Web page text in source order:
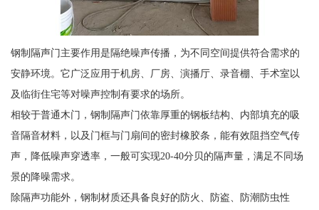
钢制隔声门主要作用是隔绝噪声传播，为不同空间提供符合需求的
安静环境。它广泛应用于机房、厂房、演播厅、录音棚、手术室以
及临街住宅等对噪声控制有要求的场所。
相较于普通木门，钢制隔声门依靠厚重的钢板结构、内部填充的吸
音隔音材料，以及门框与门扇间的密封橡胶条，能有效阻挡空气传
声，降低噪声穿透率，一般可实现20-40分贝的隔声量，满足不同场
景的降噪需求。
除隔声功能外，钢制材质还具备良好的防火、防盗、防潮防虫性